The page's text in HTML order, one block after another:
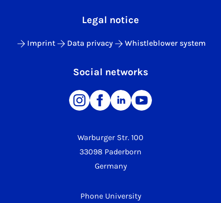
Warburger Str. 100
33098 Paderborn
Germany
Phone University
Legal notice
Imprint Data privacy Whistleblower system
Social networks